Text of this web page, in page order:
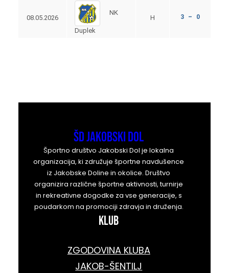
08.05.2026
NK
Duplek
H 3 – 0
ŠD Jakobski Dol
Športno društvo Jakobski Dol je lokalna
organizacija, ki združuje športne navdušence
iz Jakobske Doline in okolice. Društvo
organizira različne športne aktivnosti, turnirje
in rekreativne dogodke za vse generacije, s
poudarkom na promociji zdravja in druženja.
KLUB
ZGODOVINA KLUBA
JAKOB-ŠENTILJ